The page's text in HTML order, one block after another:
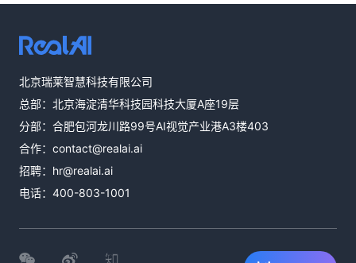
北京瑞莱智慧科技有限公司
总部：北京海淀清华科技园科技大厦A座19层
分部：合肥包河龙川路99号AI视觉产业港A3楼403
合作： contact@realai.ai
招聘： hr@realai.ai
电话： 400-803-1001
邮件咨询
contact@realai.ai